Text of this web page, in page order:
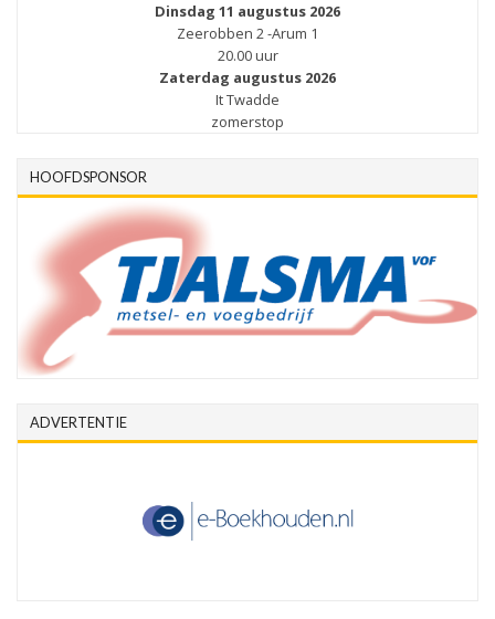
Dinsdag 11 augustus 2026
Zeerobben 2 -Arum 1
20.00 uur
Zaterdag augustus 2026
It Twadde
zomerstop
HOOFDSPONSOR
ADVERTENTIE